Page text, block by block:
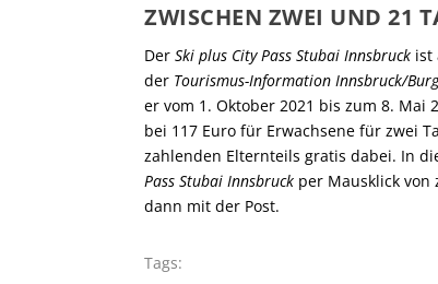
ZWISCHEN ZWEI UND 21
Der Ski plus City Pass Stubai Innsbruck ist
der Tourismus-Information Innsbruck/
er vom 1. Oktober 2021 bis zum 8. Mai
bei 117 Euro für Erwachsene für zwei
zahlenden Elternteils gratis dabei. In
Pass Stubai Innsbruck per Mausklick von
dann mit der Post.
Tags: